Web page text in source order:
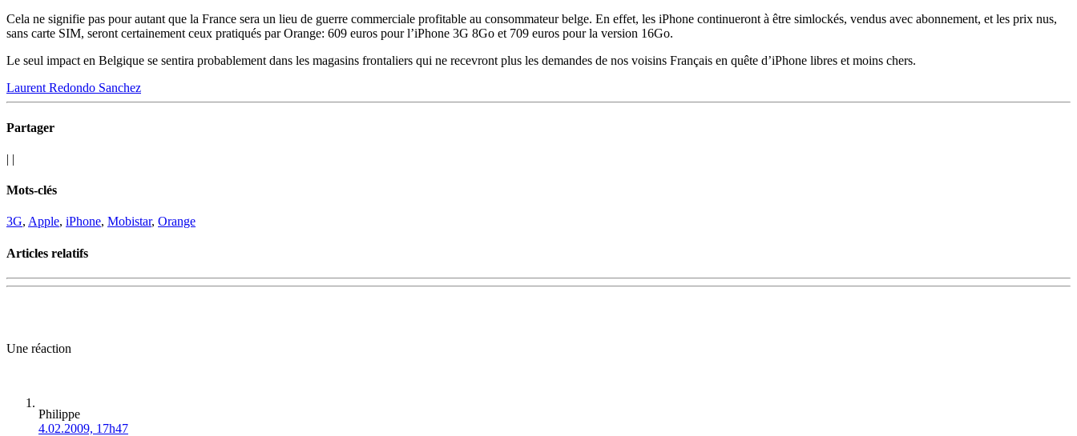
Cela ne signifie pas pour autant que la France sera un lieu de guerre commerciale profitable au consommateur belge. En effet, les iPhone continueront à être simlockés, vendus avec abonnement, et les prix nus,
sans carte SIM, seront certainement ceux pratiqués par Orange: 609 euros pour l’iPhone 3G 8Go et 709 euros pour la version 16Go.
Le seul impact en Belgique se sentira probablement dans les magasins frontaliers qui ne recevront plus les demandes de nos voisins Français en quête d’iPhone libres et moins chers.
Laurent Redondo Sanchez
Partager
| |
Mots-clés
3G, Apple, iPhone, Mobistar, Orange
Articles relatifs
Une réaction
Philippe
4.02.2009, 17h47